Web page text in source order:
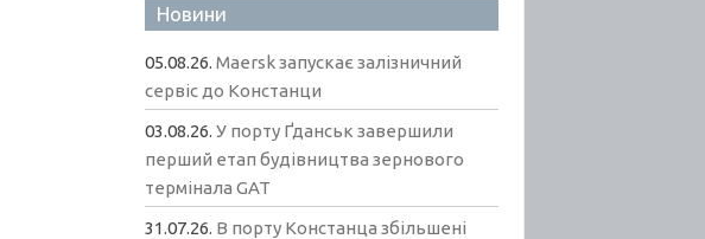
Новини
05.08.26.Maersk запускає залізничний
сервіс до Констанци
03.08.26.У порту Ґданськ завершили
перший етап будівництва зернового
термінала GAT
31.07.26. В порту Констанца збільшені